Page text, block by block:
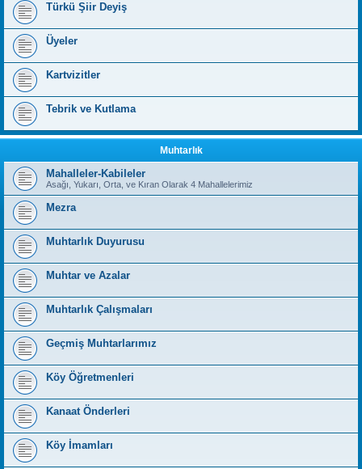
Türkü Şiir Deyiş
Üyeler
Kartvizitler
Tebrik ve Kutlama
Muhtarlık
Mahalleler-Kabileler
Asağı, Yukarı, Orta, ve Kıran Olarak 4 Mahallelerimiz
Mezra
Muhtarlık Duyurusu
Muhtar ve Azalar
Muhtarlık Çalışmaları
Geçmiş Muhtarlarımız
Köy Öğretmenleri
Kanaat Önderleri
Köy İmamları